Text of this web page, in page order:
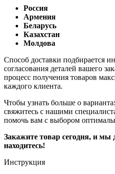
Россия
Армения
Беларусь
Казахстан
Молдова
Способ доставки подбирается
согласования деталей вашего
процесс получения товаров
каждого клиента.
Чтобы узнать больше о
свяжитесь с нашими
помочь вам с выбором
Закажите товар сегодня, и мы
находитесь!
Инструкция